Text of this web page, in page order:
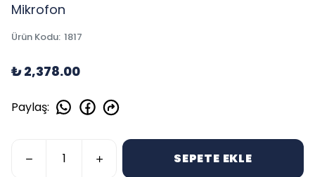
Mikrofon
Ürün Kodu: 1817
₺ 2,378.00
Paylaş:
SEPETE EKLE